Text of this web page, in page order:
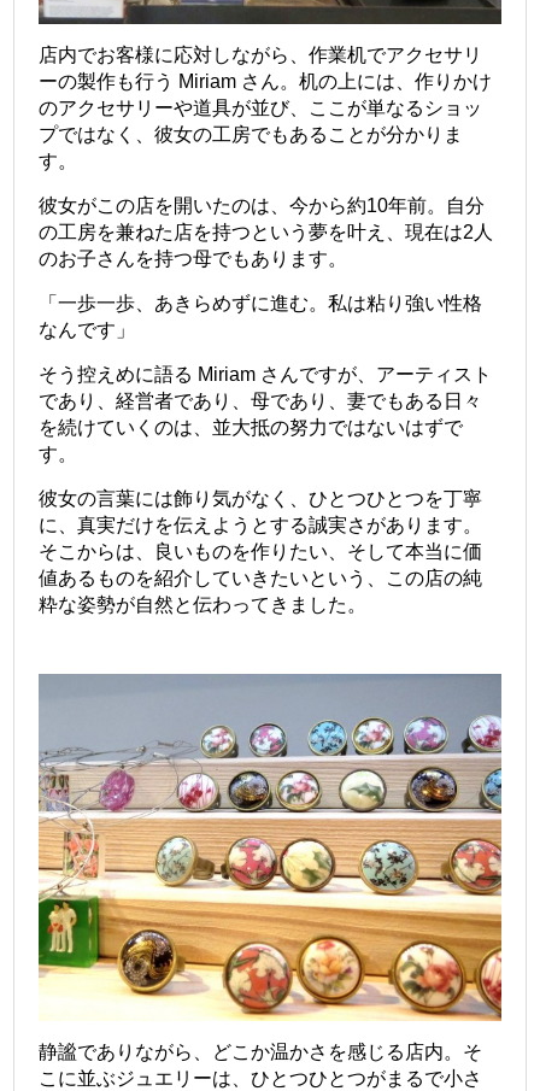
店内でお客様に応対しながら、作業机でアクセサリ
ーの製作も行う Miriam さん。机の上には、作りかけ
のアクセサリーや道具が並び、ここが単なるショッ
プではなく、彼女の工房でもあることが分かりま
す。
彼女がこの店を開いたのは、今から約10年前。自分
の工房を兼ねた店を持つという夢を叶え、現在は2人
のお子さんを持つ母でもあります。
「一歩一歩、あきらめずに進む。私は粘り強い性格
なんです」
そう控えめに語る Miriam さんですが、アーティスト
であり、経営者であり、母であり、妻でもある日々
を続けていくのは、並大抵の努力ではないはずで
す。
彼女の言葉には飾り気がなく、ひとつひとつを丁寧
に、真実だけを伝えようとする誠実さがあります。
そこからは、良いものを作りたい、そして本当に価
値あるものを紹介していきたいという、この店の純
粋な姿勢が自然と伝わってきました。
静謐でありながら、どこか温かさを感じる店内。そ
こに並ぶジュエリーは、ひとつひとつがまるで小さ